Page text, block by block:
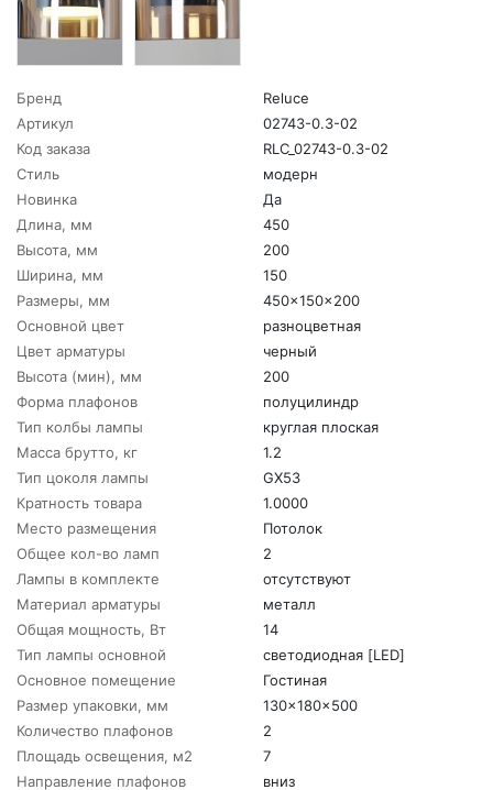
Бренд
Reluce
Артикул
02743-0.3-02
Код заказа
RLC_02743-0.3-02
Стиль
модерн
Новинка
Да
Длина, мм
450
Высота, мм
200
Ширина, мм
150
Размеры, мм
450x150x200
Основной цвет
разноцветная
Цвет арматуры
черный
Высота (мин), мм
200
Форма плафонов
полуцилиндр
Тип колбы лампы
круглая плоская
Масса брутто, кг
1.2
Тип цоколя лампы
GX53
Кратность товара
1.0000
Место размещения
Потолок
Общее кол-во ламп
2
Лампы в комплекте
отсутствуют
Материал арматуры
металл
Общая мощность, Вт
14
Тип лампы основной
светодиодная [LED]
Основное помещение
Гостиная
Размер упаковки, мм
130x180x500
Количество плафонов
2
Площадь освещения, м2
7
Направление плафонов
вниз